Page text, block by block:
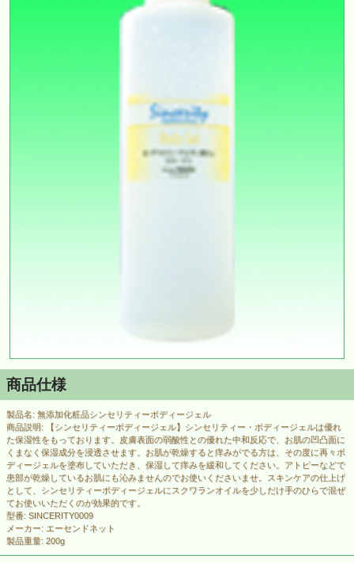
商品仕様
製品名: 無添加化粧品シンセリティーボディージェル
商品説明: 【シンセリティーボディージェル】シンセリティー・ボディージェルは優れ
た保湿性をもっております。皮膚表面の弱酸性との優れた中和反応で、お肌の凹凸面に
くまなく保湿成分を浸透させます。お肌が乾燥すると痒みがでる方は、その度に再々ボ
ディージェルを塗布していただき、保湿して痒みを緩和してください。アトピーなどで
患部が乾燥しているお肌にも沁みませんのでお使いくださいませ。スキンケアの仕上げ
として、シンセリティーボディージェルにスクワランオイルを少しだけ手のひらで混ぜ
てお使いいただくのが効果的です。
型番: SINCERITY0009
メーカー: エーセンドネット
製品重量: 200g